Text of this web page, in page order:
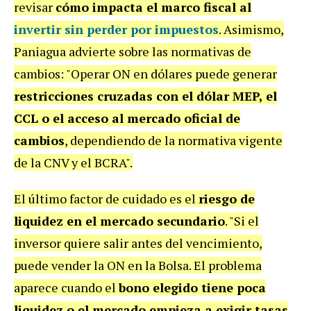
revisar cómo impacta el marco fiscal al
invertir sin perder por impuestos. Asimismo,
Paniagua advierte sobre las normativas de
cambios: "Operar ON en dólares puede generar
restricciones cruzadas con el dólar MEP, el
CCL o el acceso al mercado oficial de
cambios, dependiendo de la normativa vigente
de la CNV y el BCRA".
El último factor de cuidado es el riesgo de
liquidez en el mercado secundario. "Si el
inversor quiere salir antes del vencimiento,
puede vender la ON en la Bolsa. El problema
aparece cuando elbono elegido tiene poca